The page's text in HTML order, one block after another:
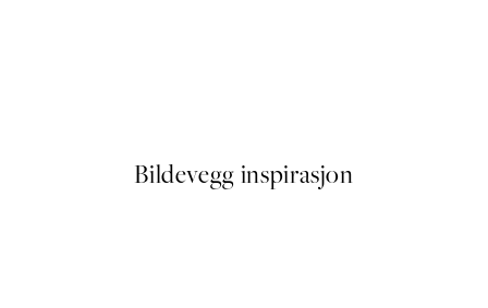
Bildevegg inspirasjon